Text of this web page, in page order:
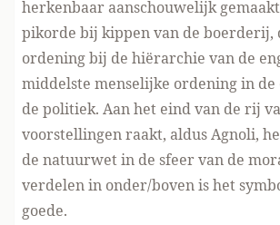
herkenbaar aanschouwelijk
pikorde bij kippen van de boerderij,
ordening bij de hiërarchie van de
middelste menselijke ordening in de
de politiek. Aan het eind van de rij
voorstellingen raakt, aldus Agnoli,
de natuurwet in de sfeer van de
verdelen in onder/boven is het
goede.